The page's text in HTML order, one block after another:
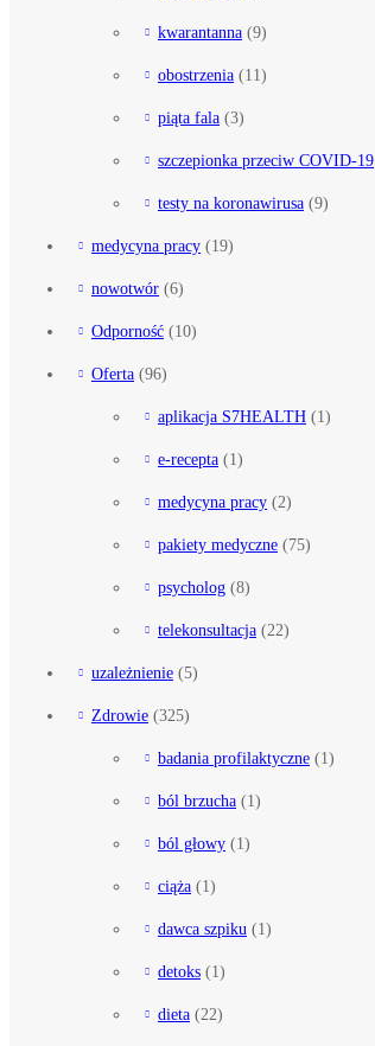
kwarantanna (9)
obostrzenia (11)
piąta fala (3)
szczepionka przeciw COVID-19
testy na koronawirusa (9)
medycyna pracy (19)
nowotwór (6)
Odporność (10)
Oferta (96)
aplikacja S7HEALTH (1)
e-recepta (1)
medycyna pracy (2)
pakiety medyczne (75)
psycholog (8)
telekonsultacja (22)
uzależnienie (5)
Zdrowie (325)
badania profilaktyczne (1)
ból brzucha (1)
ból głowy (1)
ciąża (1)
dawca szpiku (1)
detoks (1)
dieta (22)